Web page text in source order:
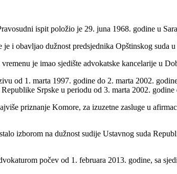
ispit položio je 29. juna 1968. godine u
i obavljao dužnost predsjednika Opštinskog suda
je imao sjedište advokatske kancelarije u
od 1. marta 1997. godine do 2. marta 2002.
Srpske u periodu od 3. marta 2002.
priznanje Komore, za izuzetne zasluge u
izborom na dužnost sudije Ustavnog suda
počev od 1. februara 2013. godine, sa